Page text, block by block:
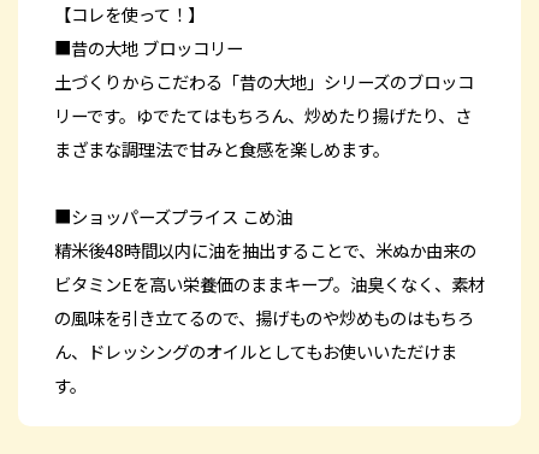
【コレを使って！】
■昔の大地 ブロッコリー
土づくりからこだわる「昔の大地」シリーズのブロッコ
リーです。ゆでたてはもちろん、炒めたり揚げたり、さ
まざまな調理法で甘みと食感を楽しめます。
■ショッパーズプライス こめ油
精米後48時間以内に油を抽出することで、米ぬか由来の
ビタミンEを高い栄養価のままキープ。油臭くなく、素材
の風味を引き立てるので、揚げものや炒めものはもちろ
ん、ドレッシングのオイルとしてもお使いいただけま
す。